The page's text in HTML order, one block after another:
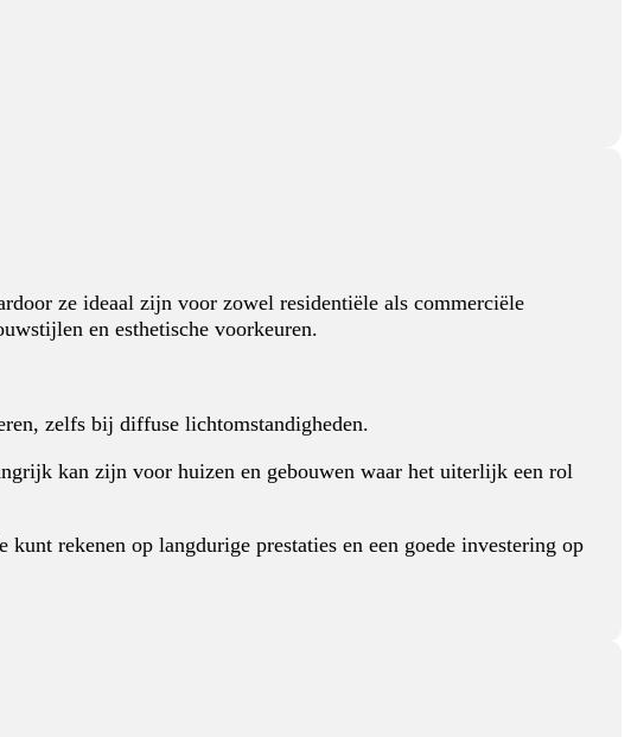
ze ideaal zijn voor zowel residentiële als commerciële
en esthetische voorkeuren.
zelfs bij diffuse lichtomstandigheden.
kan zijn voor huizen en gebouwen waar het uiterlijk een rol
rekenen op langdurige prestaties en een goede investering op